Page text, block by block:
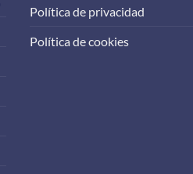
Política de privacidad
Política de cookies